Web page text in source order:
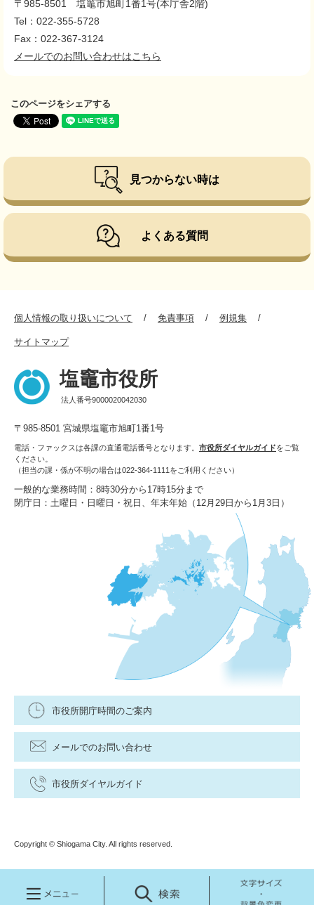
文
〒985-8501
塩竈市旭町1番1号(本庁舎2階)
Tel：022-355-5728
Fax：022-367-3124
メールでのお問い合わせはこちら
このページをシェアする
見つからない時は
よくある質問
個人情報の取り扱いについて 免責事項 例規集
サイトマップ
塩竈市役所
法人番号9000020042030
〒985-8501 宮城県塩竈市旭町1番1号
電話・ファックスは各課の直通電話番号となります。 市役所ダイヤルガイドをご覧
ください。
（担当の課・係が不明の場合は022-364-1111をご利用ください）
一般的な業務時間：8時30分から17時15分まで
閉庁日：土曜日・日曜日・祝日、年末年始（12月29日から1月3日）
市役所開庁時間のご案内
メールでのお問い合わせ
市役所ダイヤルガイド
Copyright © Shiogama City. All rights reserved.